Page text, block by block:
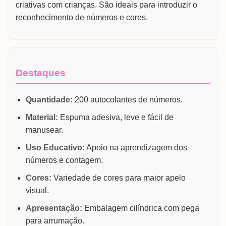
criativas com crianças. São ideais para introduzir o
reconhecimento de números e cores.
Destaques
Quantidade: 200 autocolantes de números.
Material: Espuma adesiva, leve e fácil de
manusear.
Uso Educativo: Apoio na aprendizagem dos
números e contagem.
Cores: Variedade de cores para maior apelo
visual.
Apresentação: Embalagem cilíndrica com pega
para arrumação.